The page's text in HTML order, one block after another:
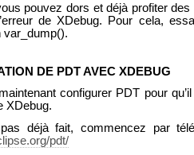
pouvez dors et déjà profiter des
de XDebug. Pour cela,
var_dump().
DE PDT AVEC XDEBUG
configurer PDT pour
XDebug.
déjà fait, commencez par
pdt/